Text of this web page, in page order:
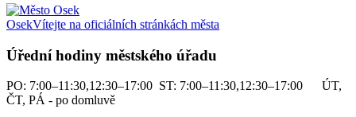
OsekVítejte na oficiálních stránkách města
Úřední hodiny městského úřadu
PO: 7:00–11:30,12:30–17:00 ST: 7:00–11:30,12:30–17:00 ÚT,
ČT, PÁ - po domluvě